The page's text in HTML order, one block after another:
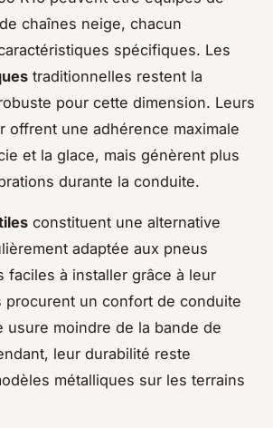
chaînes neige, chacun
spécifiques. Les
traditionnelles restent la
pour cette dimension. Leurs
offrent une adhérence maximale
et la glace, mais génèrent plus
durante la conduite.
constituent une alternative
adaptée aux pneus
faciles à installer grâce à leur
procurent un confort de conduite
usure moindre de la bande de
leur durabilité reste
métalliques sur les terrains